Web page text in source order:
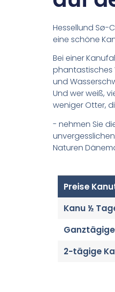
Hessellund Sø-
eine schöne
Bei einer
phantastisches
und
Und wer weiß,
weniger Otter,
- nehmen Sie
Naturen
Preise
Kanu ½
2-tägige